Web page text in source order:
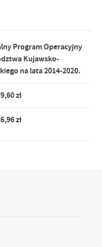
Program Operacyjny
Kujawsko-
na lata 2014-2020.
zł
zł